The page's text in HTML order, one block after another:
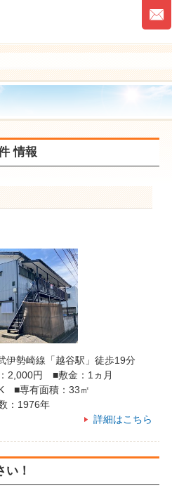
情報
勢崎線「越谷駅」徒歩19分
2,000円 ■敷金：1ヵ月
■専有面積：33㎡
：1976年
詳細はこちら
！